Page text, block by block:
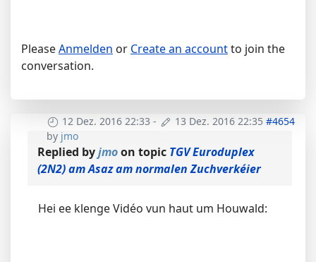
PleaseAnmelden or Create an accountto join the
conversation.
12 Dez. 2016 22:33 - 13 Dez. 2016 22:35 #4654
by jmo
Replied byjmoon topic TGV Euroduplex
(2N2) am Asaz am normalen Zuchverkéier
Hei ee klenge Vidéo vun haut um Houwald: